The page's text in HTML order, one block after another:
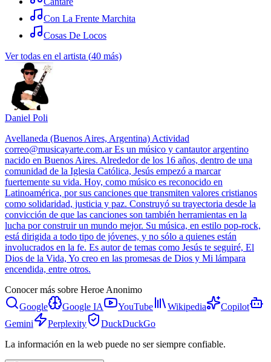
Con La Frente Marchita
Cosas De Locos
Ver todas en el artista (40 más)
Daniel Poli
Avellaneda (Buenos Aires, Argentina) Actividad
correo@musicayarte.com.ar Es un músico y cantautor argentino
nacido en Buenos Aires. Alrededor de los 16 años, dentro de una
comunidad de la Iglesia Católica, Jesús empezó a marcar
fuertemente su vida. Hoy, como músico es reconocido en
Latinoamérica, por sus canciones que transmiten valores cristianos
como solidaridad, justicia y paz. Construyó su trayectoria desde la
convicción de que las canciones son también herramientas en la
lucha por construir un mundo mejor. Su música, en estilo pop-rock,
está dirigida a todo tipo de jóvenes, y no sólo a quienes están
involucrados en la fe. Es autor de temas como Jesús te seguiré, El
Dios de la Vida, Yo creo en las promesas de Dios y Mi lámpara
encendida, entre otros.
Conocer más sobre Heroe Anonimo
Google
Google IA YouTube Wikipedia
Copilot
Gemini
Perplexity
DuckDuckGo
La información en la web puede no ser siempre confiable.